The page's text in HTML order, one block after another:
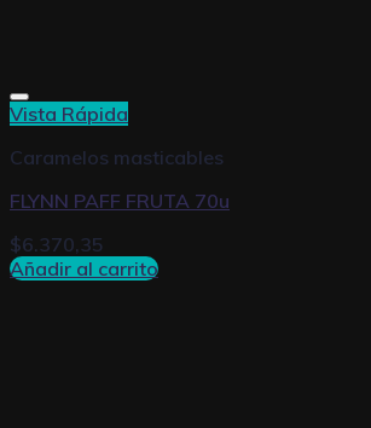
Vista Rápida
Caramelos masticables
FLYNN PAFF FRUTA 70u
$6.370,35
Añadir al carrito